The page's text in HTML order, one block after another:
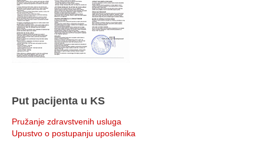
Put pacijenta u KS
Pružanje zdravstvenih usluga
Upustvo o postupanju uposlenika